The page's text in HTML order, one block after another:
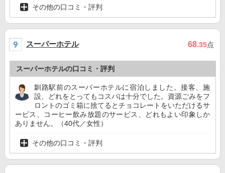
その他の口コミ・評判
スーパーホテル 68.35点
スーパーホテルの口コミ・評判
釧路駅前のスーパーホテルに宿泊しました。接客、施
設、どれをとってもコスパは十分でした。資源ごみをフ
ロントのゴミ箱に捨てるとチョコレートをいただけるサ
ービス、コーヒー飲み放題のサービス、どれもよい印象しか
ありません。（40代／女性）
その他の口コミ・評判